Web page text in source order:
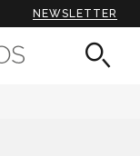
NEWSLETTER